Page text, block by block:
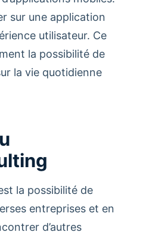
sur une application
utilisateur. Ce
la possibilité de
la vie quotidienne
la possibilité de
entreprises et en
d’autres